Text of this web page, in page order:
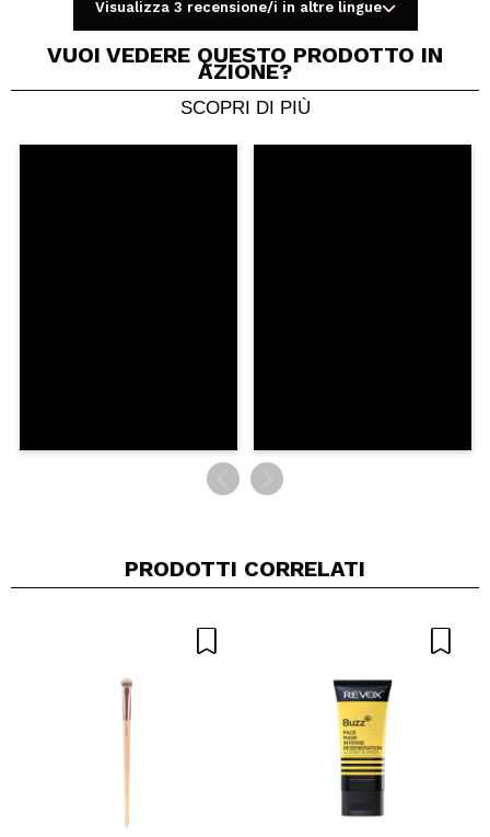
Condividi un video o una foto
Il tuo video potrebbe essere il primo. Immaginalo...
Visualizza 3 recensione/i in altre lingue
VUOI VEDERE QUESTO PRODOTTO IN
AZIONE?
SCOPRI DI PIÙ
PRODOTTI CORRELATI